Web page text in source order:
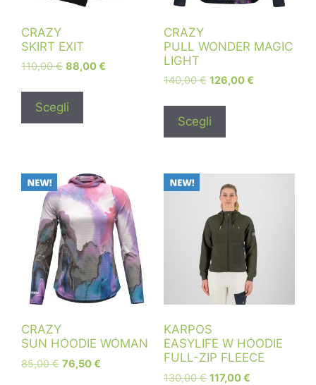
CRAZY
SKIRT EXIT
110,00€ 88,00€
Scegli
CRAZY
PULL WONDER MAGIC
LIGHT
140,00€ 126,00€
Scegli
CRAZY
SUN HOODIE WOMAN
85,00€ 76,50€
KARPOS
EASYLIFE W HOODIE
FULL-ZIP FLEECE
130,00€ 117,00€